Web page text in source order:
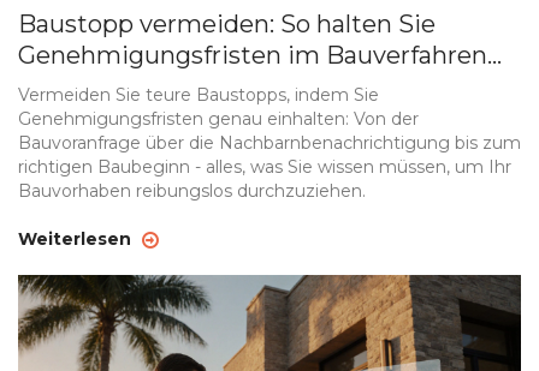
Baustopp vermeiden: So halten Sie
Genehmigungsfristen im Bauverfahren
ein
Vermeiden Sie teure Baustopps, indem Sie
Genehmigungsfristen genau einhalten: Von der
Bauvoranfrage über die Nachbarnbenachrichtigung bis zum
richtigen Baubeginn - alles, was Sie wissen müssen, um Ihr
Bauvorhaben reibungslos durchzuziehen.
Weiterlesen